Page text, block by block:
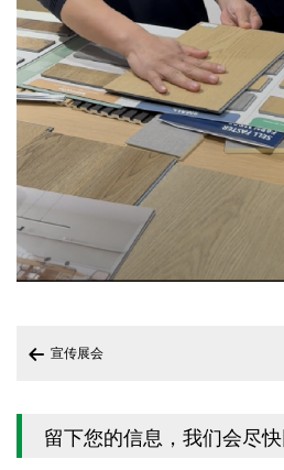
 宣传展会
留下您的信息，我们会尽快